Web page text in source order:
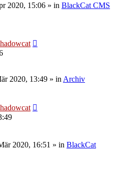
2020, 15:06 » in BlackCat CMS
2020, 13:49 » in Archiv
2020, 16:51 » in BlackCat